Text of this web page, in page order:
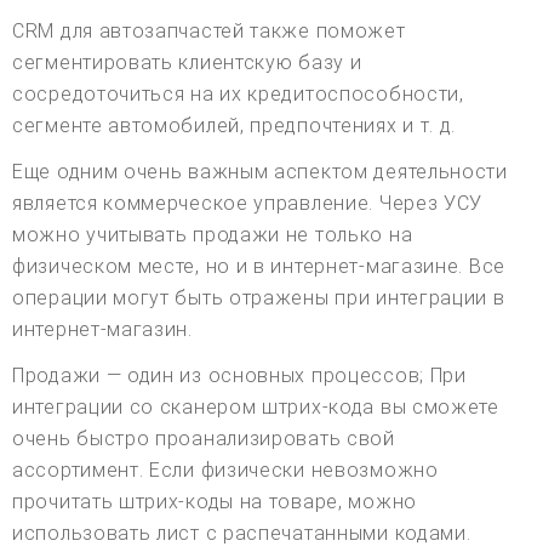
CRM для автозапчастей также поможет
сегментировать клиентскую базу и
сосредоточиться на их кредитоспособности,
сегменте автомобилей, предпочтениях и т. д.
Еще одним очень важным аспектом деятельности
является коммерческое управление. Через УСУ
можно учитывать продажи не только на
физическом месте, но и в интернет-магазине. Все
операции могут быть отражены при интеграции в
интернет-магазин.
Продажи — один из основных процессов; При
интеграции со сканером штрих-кода вы сможете
очень быстро проанализировать свой
ассортимент. Если физически невозможно
прочитать штрих-коды на товаре, можно
использовать лист с распечатанными кодами.